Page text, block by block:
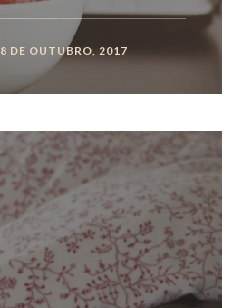
8 DE OUTUBRO, 2017